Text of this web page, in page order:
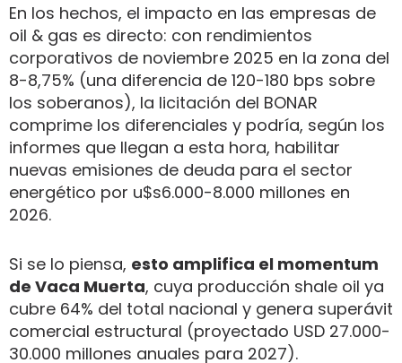
En los hechos, el impacto en las empresas de
oil & gas es directo: con rendimientos
corporativos de noviembre 2025 en la zona del
8-8,75% (una diferencia de 120-180 bps sobre
los soberanos), la licitación del BONAR
comprime los diferenciales y podría, según los
informes que llegan a esta hora, habilitar
nuevas emisiones de deuda para el sector
energético por u$s6.000-8.000 millones en
2026.
Si se lo piensa, esto amplifica el momentum
de Vaca Muerta, cuya producción shale oil ya
cubre 64% del total nacional y genera superávit
comercial estructural (proyectado USD 27.000-
30.000 millones anuales para 2027).